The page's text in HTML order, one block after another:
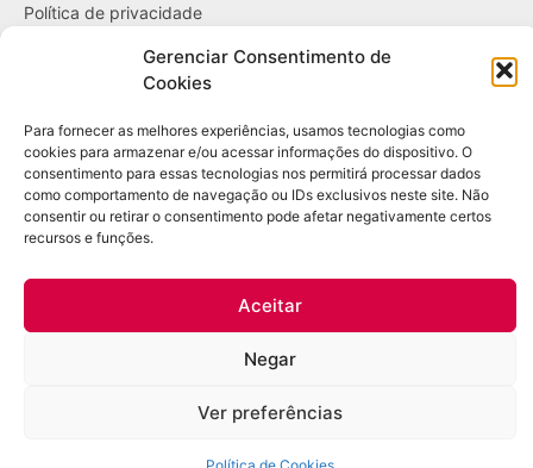
Gerenciar Consentimento de
Cookies
Para fornecer as melhores experiências, usamos tecnologias como
cookies para armazenar e/ou acessar informações do dispositivo. O
consentimento para essas tecnologias nos permitirá processar dados
como comportamento de navegação ou IDs exclusivos neste site. Não
consentir ou retirar o consentimento pode afetar negativamente certos
recursos e funções.
Aceitar
Negar
Ver preferências
Política de privacidade
Entregas
Trocas e devoluções
Opções de pagamento
Contato
WhatsApp: (21) 98361-1509
contato@bazardulac.com.br
12 – Rua Ubiraci, 545 / 102 – Higienópolis – Rio de Janeiro/RJ